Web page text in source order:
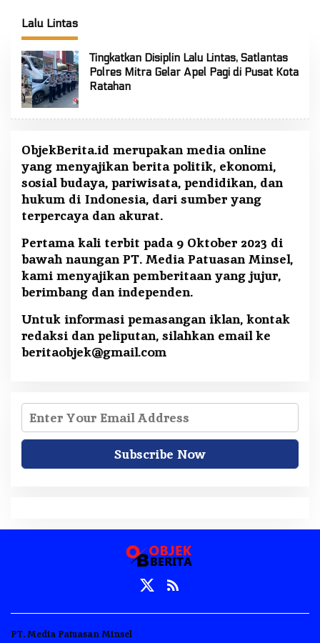
Kesatuan
Lalu Lintas
Tingkatkan Disiplin Lalu Lintas, Satlantas
Polres Mitra Gelar Apel Pagi di Pusat Kota
Ratahan
ObjekBerita.id merupakan media online
yang menyajikan berita politik, ekonomi,
sosial budaya, pariwisata, pendidikan, dan
hukum di Indonesia, dari sumber yang
terpercaya dan akurat.
Pertama kali terbit pada 9 Oktober 2023 di
bawah naungan PT. Media Patuasan Minsel,
kami menyajikan pemberitaan yang jujur,
berimbang dan independen.
Untuk informasi pemasangan iklan, kontak
redaksi dan peliputan, silahkan email ke
beritaobjek@gmail.com
PT. Media Patuasan Minsel